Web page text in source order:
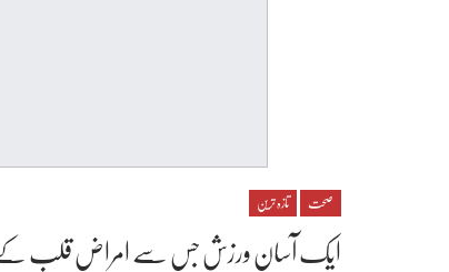
صحت تازہ ترین
ایک آسان ورزش جس سے امراض قلب کے